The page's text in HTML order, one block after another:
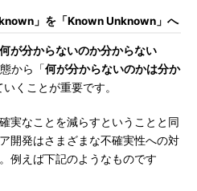
」を「Known Unknown」へ
が分からないのか分からない
から「何が分からないのかは分か
いくことが重要です。
実なことを減らすということと同
開発はさまざまな不確実性への対
例えば下記のようなものです